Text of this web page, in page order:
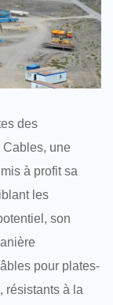
des
Cables, une
à profit sa
les
son
pour plates-
résistants à la